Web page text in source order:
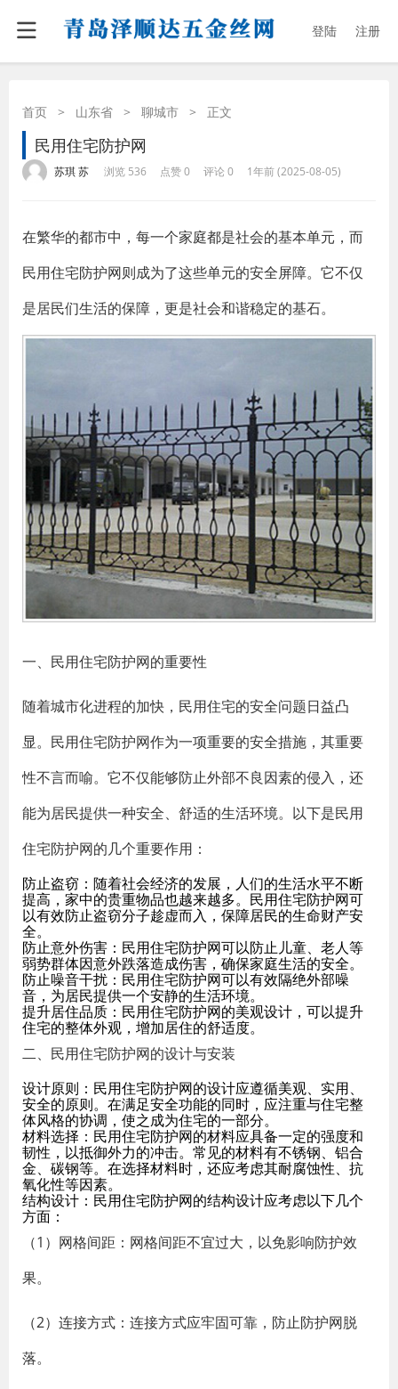
登陆 注册
首页 > 山东省 > 聊城市 > 正文
民用住宅防护网
苏琪 苏 浏览 536 点赞 0 评论 0 1年前 (2025-08-05)
在繁华的都市中，每一个家庭都是社会的基本单元，而
民用住宅防护网则成为了这些单元的安全屏障。它不仅
是居民们生活的保障，更是社会和谐稳定的基石。
一、民用住宅防护网的重要性
随着城市化进程的加快，民用住宅的安全问题日益凸
显。民用住宅防护网作为一项重要的安全措施，其重要
性不言而喻。它不仅能够防止外部不良因素的侵入，还
能为居民提供一种安全、舒适的生活环境。以下是民用
住宅防护网的几个重要作用：
防止盗窃：随着社会经济的发展，人们的生活水平不断
提高，家中的贵重物品也越来越多。民用住宅防护网可
以有效防止盗窃分子趁虚而入，保障居民的生命财产安
全。
防止意外伤害：民用住宅防护网可以防止儿童、老人等
弱势群体因意外跌落造成伤害，确保家庭生活的安全。
防止噪音干扰：民用住宅防护网可以有效隔绝外部噪
音，为居民提供一个安静的生活环境。
提升居住品质：民用住宅防护网的美观设计，可以提升
住宅的整体外观，增加居住的舒适度。
二、民用住宅防护网的设计与安装
设计原则：民用住宅防护网的设计应遵循美观、实用、
安全的原则。在满足安全功能的同时，应注重与住宅整
体风格的协调，使之成为住宅的一部分。
材料选择：民用住宅防护网的材料应具备一定的强度和
韧性，以抵御外力的冲击。常见的材料有不锈钢、铝合
金、碳钢等。在选择材料时，还应考虑其耐腐蚀性、抗
氧化性等因素。
结构设计：民用住宅防护网的结构设计应考虑以下几个
方面：
（1）网格间距：网格间距不宜过大，以免影响防护效
果。
（2）连接方式：连接方式应牢固可靠，防止防护网脱
落。